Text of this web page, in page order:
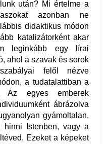
után? Mi értelme a
azonban ne
didaktikus módon
katalizátorként akar
leginkább egy lírai
ahol a szavak és sorok
felől nézve
a tudatalattiban a
Az egyes emberek
ábrázolva
gyámoltalan,
Istenben, vagy a
Ezeket a képeket